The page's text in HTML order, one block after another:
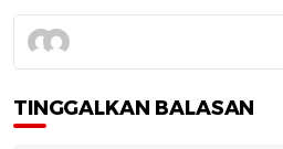
TINGGALKAN BALASAN